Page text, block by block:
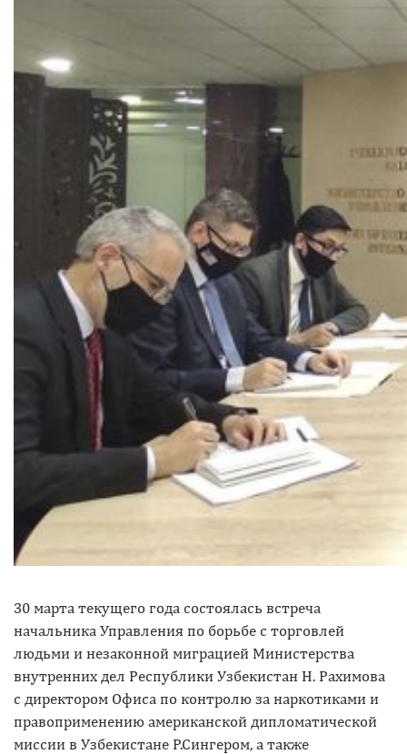
30 марта текущего года состоялась встреча
начальника Управления по борьбе с торговлей
людьми и незаконной миграцией Министерства
внутренних дел Республики Узбекистан Н. Рахимова
с директором Офиса по контролю за наркотиками и
правоприменению американской дипломатической
миссии в Узбекистане Р.Сингером, а также